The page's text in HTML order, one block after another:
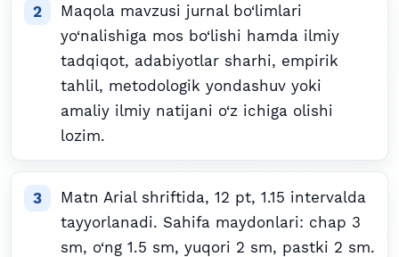
Maqola mavzusi jurnal bo‘limlari
yo‘nalishiga mos bo‘lishi hamda ilmiy
tadqiqot, adabiyotlar sharhi, empirik
tahlil, metodologik yondashuv yoki
amaliy ilmiy natijani o‘z ichiga olishi
lozim.
Matn Arial shriftida, 12 pt, 1.15 intervalda
tayyorlanadi. Sahifa maydonlari: chap 3
sm, o‘ng 1.5 sm, yuqori 2 sm, pastki 2 sm.